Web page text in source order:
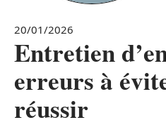
20/01/2026
Entretien
erreurs à
réussir